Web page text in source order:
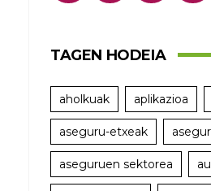
TAGEN HODEIA
aholkuak aplikazioa
aseguru-etxeak
aseguruen sektorea